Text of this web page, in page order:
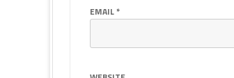
EMAIL*